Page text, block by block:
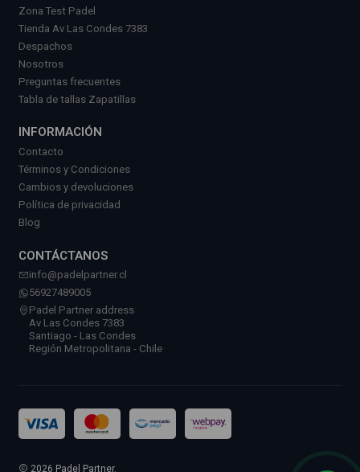
Zona Test Padel
Tienda Av Las Condes 7383
Despachos
Nosotros
Preguntas frecuentes
Tabla de tallas Zapatillas
INFORMACIÓN
Contacto
Términos y Condiciones
Cambios y devoluciones
Política de privacidad
Blog
CONTÁCTANOS
info@padelpartner.cl
56927489005
Padel Partner address
Av Las Condes 7383
Santiago - Las Condes
Región Metropolitana - Chile
2026 Padel Partner.